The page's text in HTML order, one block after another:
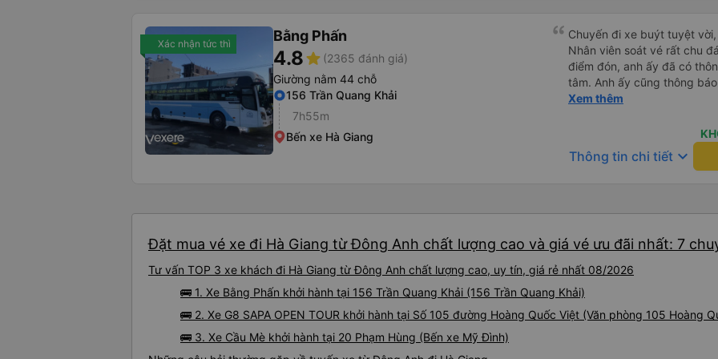
nhớ rằng đôi khi chất
thể rất rung lắc. Chúng tôi
cùng của xe buýt và bạn
nhiều, những ghế dưới
hơn nhiều và chúng tôi có
Nhìn chung là một hành trình
Xác nhận tức thì Bằng Phấn
4.8star (2365 đánh giá)
Giường nằm 44 chỗ
156 Trần Quang Khải
7h55m
Bến xe Hà Giang
Chuyến đi xe buýt tuyệt
Nhân viên soát vé rất chu
điểm đón, anh ấy đã có
tâm. Anh ấy cũng thông
cuối cùng ở Sa Pa để hành
chỉ có 2 điểm cần phê
phải lỗi của công ty xe
vé tôi đặt qua Vexere - thời
thêm hành khách khoảng
thấy thoải mái (và tôi biết
lại đi qua đúng điểm dừng
muốn ngồi thêm một tiếng
có lý do gì chứ? Ngoài ra,
dụng bị sai nên mặc dù số
Xem thêm
Thông tin chi tiết keyboard_arrow_down
Đặt mua vé xe đi Hà Giang từ Đông Anh chất lượng cao và giá vé ưu đãi nhất: 7
Tư vấn TOP 3 xe khách đi Hà Giang từ Đông Anh chất lượng cao, uy tín, giá rẻ nhất 08/2026
🚌 1. Xe Bằng Phấn khởi hành tại 156 Trần Quang Khải (156 Trần Quang Khải)
🚌 2. Xe G8 SAPA OPEN TOUR khởi hành tại Số 105 đường Hoàng Quốc Việt (Văn phòng 105 Hoàng
🚌 3. Xe Cầu Mè khởi hành tại 20 Phạm Hùng (Bến xe Mỹ Đình)